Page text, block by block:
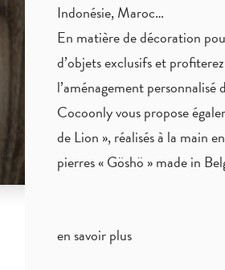
Indonésie, Maroc…
En matière de décoration
d’objets exclusifset
l’aménagement
Cocoonly vous propose
de Lion », réalisés à la main
pierres « Göshö » made in
en savoir plus